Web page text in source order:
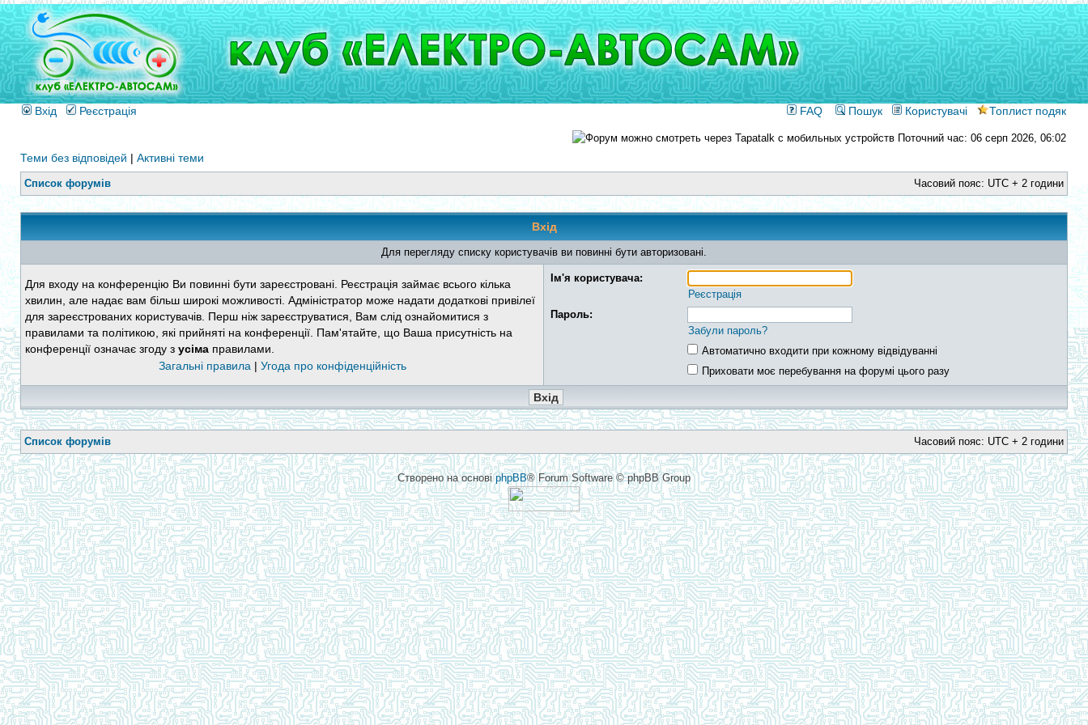
Вхід Реєстрація FAQ Пошук Користувачі Топлист подяк
Поточний час: 06 серп 2026, 06:02
Теми без відповідей | Активні теми
Список форумів Часовий пояс: UTC + 2 години
Вхід
Для перегляду списку користувачів ви повинні бути авторизовані.
Для входу на конференцію Ви повинні бути зареєстровані. Реєстрація займає всього кілька
хвилин, але надає вам більш широкі можливості. Адміністратор може надати додаткові привілеї
для зареєстрованих користувачів. Перш ніж зареєструватися, Вам слід ознайомитися з
правилами та політикою, які прийняті на конференції. Пам'ятайте, що Ваша присутність на
конференції означає згоду з усіма правилами.
Загальні правила | Угода про конфіденційність
Ім'я користувача:
Реєстрація
Пароль:
Забули пароль?
Автоматично входити при кожному відвідуванні
Приховати моє перебування на форумі цього разу
Список форумів Часовий пояс: UTC + 2 години
Створено на основіphpBB® Forum Software © phpBB Group